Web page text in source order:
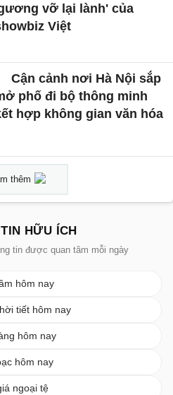
vỡ lại lành' của
Việt
Cận cảnh nơi Hà Nội sắp
phố đi bộ thông minh
hợp không gian văn hóa
thêm
HỮU ÍCH
tin được quan tâm mỗi ngày
hôm nay
tiết hôm nay
hôm nay
hôm nay
ngoại tệ